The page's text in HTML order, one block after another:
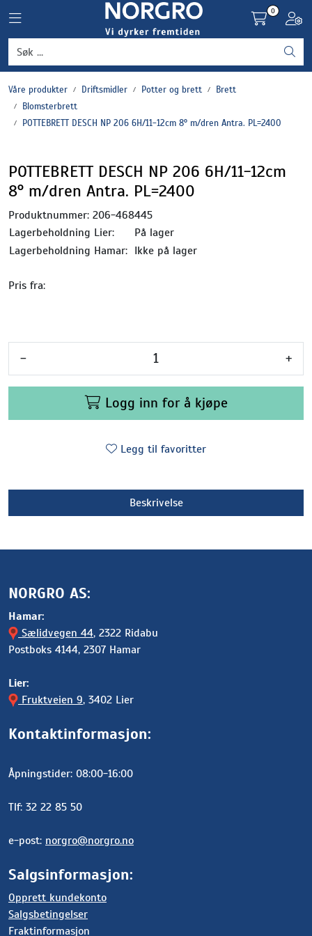
Toggle navigation
0
Våre produkter Driftsmidler Potter og brett
Brett
Blomsterbrett
POTTEBRETT DESCH NP 206 6H/11-12cm 8° m/dren Antra. PL=2400
POTTEBRETT DESCH NP 206 6H/11-12cm
8° m/dren Antra. PL=2400
Produktnummer: 206-468445
Lagerbeholdning Lier:
På lager
Lagerbeholdning Hamar: Ikke på lager
Pris fra:
- +
Logg inn for å kjøpe
Legg til favoritter
Beskrivelse
NORGRO AS:
Hamar:
Sælidvegen 44, 2322 Ridabu
Postboks 4144, 2307 Hamar
Lier:
Fruktveien 9, 3402 Lier
Kontaktinformasjon:
Åpningstider: 08:00-16:00
Tlf: 32 22 85 50
e-post: norgro@norgro.no
Salgsinformasjon:
Opprett kundekonto
Salgsbetingelser
Fraktinformasjon
Grønnsaker
Settepotet og setteløk
Plantevern og nyttedyr
Blomster, potter og brett
Driftsmidler